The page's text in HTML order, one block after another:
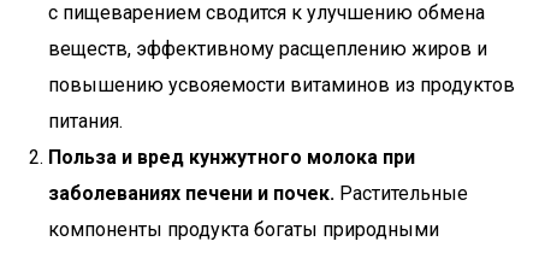
с пищеварением сводится к улучшению обмена
веществ, эффективному расщеплению жиров и
повышению усвояемости витаминов из продуктов
питания.
Польза и вред кунжутного молока при
заболеваниях печени и почек. Растительные
компоненты продукта богаты природными